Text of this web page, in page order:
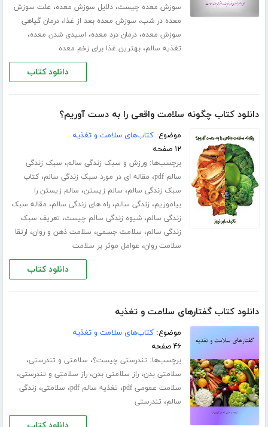
سوزش معده چیست،دلایل سوزش معده، علت سوزش
معده در شب، سوزش معده بعد از غذا،درمان گیاهی
سوزش معده،درمان درد معده، اسیدی شدن معده،
تغذیه سالم،بهترین غذا برای زخم معده
دانلود کتاب
دانلود کتاب چگونه سلامت واقعی را به دست آوریم؟
موضوع:کتاب‌های سلامت و تغذیه
۱۲ صفحه
برچسب‌ها: ورزش‌ و سبک زندگی سالم، سبک زندگی
سالم pdf
، مقاله ای در مورد سبک زندگی سالم،کتاب
سبک زندگی سالم، سالم زیستن، سالم زیستن را
بیاموزیم، زندگی سالم،راه های زندگی سالم، مقاله سبک
زندگی سالم،شیوه زندگی سالم چیست، تعریف سبک
زندگی سالم، سلامت جسمی، سلامت ذهن و روان، ارتقا
سلامت روان، عوامل موثر بر سلامت
دانلود کتاب
دانلود کتاب گفتارهای سلامت و تغذیه
موضوع:کتاب‌های سلامت و تغذیه
۴۶ صفحه
برچسب‌ها: تندرستی چیست؟، سلامتی و تندرستی،
سلامتی بدن،راز سلامتی بدن،راز سلامتی و تندرستی،
سلامت عمومی pdf ، تغذیه سالم pdf ، سلامتی، زندگی
سالم، تندرستی